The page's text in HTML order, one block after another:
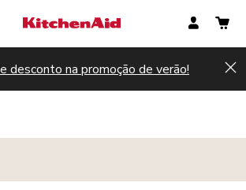
desconto na promoção de verão!